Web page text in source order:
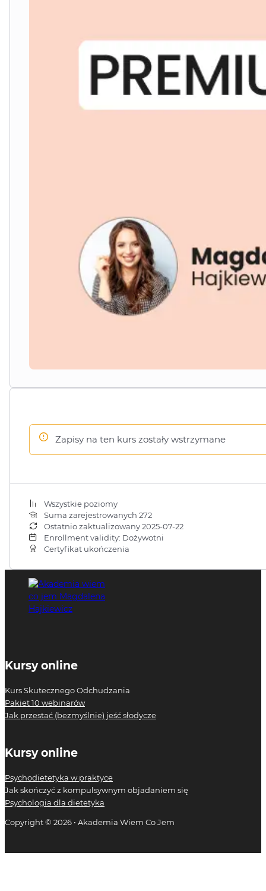
Zapisy na ten kurs zostały wstrzymane
Wszystkie poziomy
Suma zarejestrowanych 272
Ostatnio zaktualizowany 2025-07-22
Enrollment validity: Dożywotni
Certyfikat ukończenia
Kursy online
Kurs Skutecznego Odchudzania
Pakiet 10 webinarów
Jak przestać (bezmyślnie) jeść słodycze
Kursy online
Psychodietetyka w praktyce
Jak skończyć z kompulsywnym objadaniem się
Psychologia dla dietetyka
Copyright © 2026 • Akademia Wiem Co Jem